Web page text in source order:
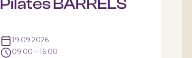
Pilates BARRELS
19.09.2026
09:00 - 16:00